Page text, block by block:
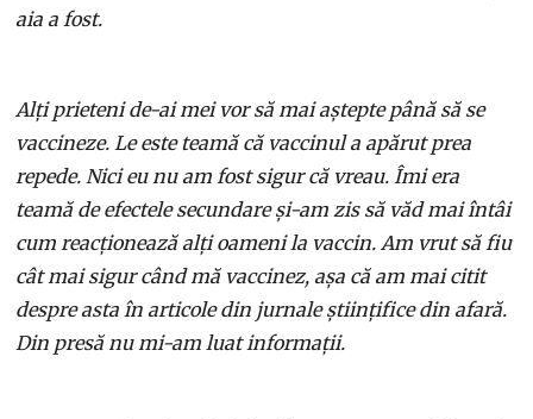
aia a fost.
Alți prieteni de-ai mei vor să mai aștepte până să se
vaccineze. Le este teamă că vaccinul a apărut prea
repede. Nici eu nu am fost sigur că vreau. Îmi era
teamă de efectele secundare și-am zis să văd mai întâi
cum reacționează alți oameni la vaccin. Am vrut să fiu
cât mai sigur când mă vaccinez, așa că am mai citit
despre asta în articole din jurnale științifice din afară.
Din presă nu mi-am luat informații.